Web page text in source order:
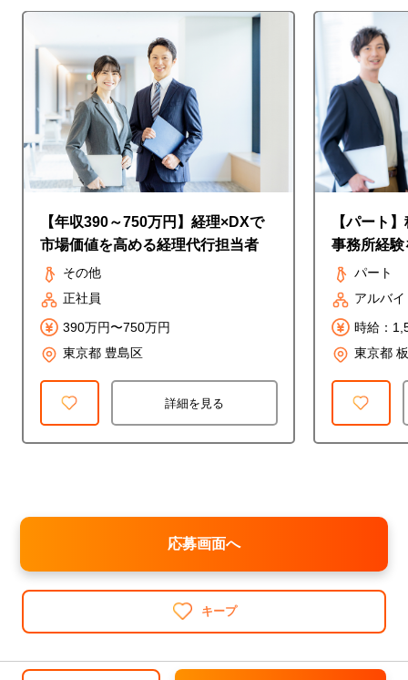
【年収390～750万円】経理×DXで
市場価値を高める経理代行担当者
その他
正社員
390万円〜750万円
東京都 豊島区
詳細を見る
【パート
事務所経
◎時給
パート
アルバイ
時給：
東京都
応募画面へ
キープ